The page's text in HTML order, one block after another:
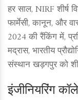
हर साल, NIRF शीर्ष
फार्मेसी, कानून, और
2024 की रैंकिंग में,
मद्रास, भारतीय
संस्थान खड़गपुर को
इंजीनियरिंग